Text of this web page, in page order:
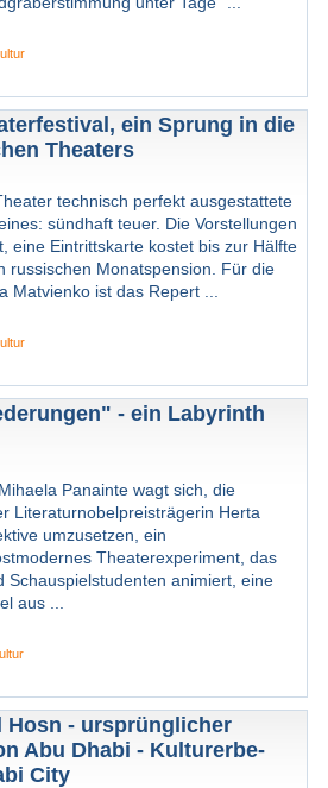
ein Sprung in die
Theaters
technisch perfekt ausgestattete
sündhaft teuer. Die Vorstellungen
eine Eintrittskarte kostet bis zur Hälfte
russischen Monatspension. Für die
Matvienko ist das Repert ...
- ein Labyrinth
Panainte wagt sich, die
Literaturnobelpreisträgerin Herta
umzusetzen, ein
Theaterexperiment, das
Schauspielstudenten animiert, eine
aus ...
Hosn - ursprünglicher
Abu Dhabi - Kulturerbe-
City